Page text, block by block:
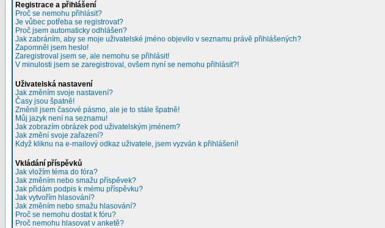
Registrace a přihlášení
Proč se nemohu přihlásit?
Je vůbec potřeba se registrovat?
Proč jsem automaticky odhlášen?
Jak zabráním, aby se moje uživatelské jméno objevilo v seznamu právě přihlášených?
Zapomněl jsem heslo!
Zaregistroval jsem se, ale nemohu se přihlásit!
V minulosti jsem se zaregistroval, ovšem nyní se nemohu přihlásit?!
Uživatelská nastavení
Jak změním svoje nastavení?
Časy jsou špatně!
Změnil jsem časové pásmo, ale je to stále špatně!
Můj jazyk není na seznamu!
Jak zobrazím obrázek pod uživatelským jménem?
Jak změní svoje zařazení?
Když kliknu na e-mailový odkaz uživatele, jsem vyzván k přihlášení!
Vkládání příspěvků
Jak vložím téma do fóra?
Jak změním nebo smažu příspěvek?
Jak přidám podpis k mému příspěvku?
Jak vytvořím hlasování?
Jak změním nebo smažu hlasování?
Proč se nemohu dostat k fóru?
Proč nemohu hlasovat v anketě?